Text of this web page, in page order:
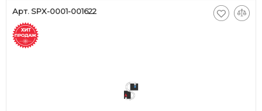
Арт. SPX-0001-001622